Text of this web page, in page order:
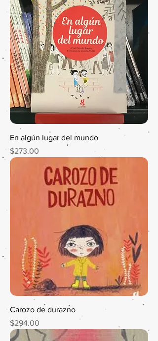
En algún lugar del mundo
Precio
$273.00
Carozo de durazno
Precio
$294.00